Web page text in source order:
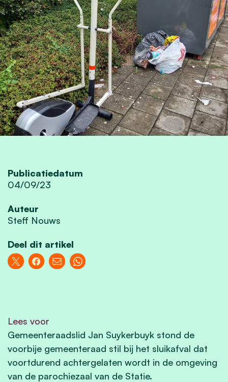
Publicatiedatum
04/09/23
Auteur
Steff Nouws
Deel dit artikel
Lees voor
Gemeenteraadslid Jan Suykerbuyk stond de
voorbije gemeenteraad stil bij het sluikafval dat
voortdurend achtergelaten wordt in de omgeving
van de parochiezaal van de Statie.